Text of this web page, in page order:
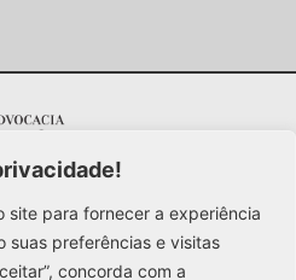
site para fornecer a experiência
suas preferências e visitas
concorda com a
1978 – 5º andar
Paulo – 01418-102
3141-4700